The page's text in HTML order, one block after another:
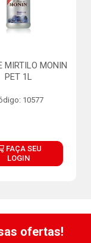
MIRTILO MONIN
PET 1L
10577
FAÇA SEU
LOGIN
ofertas!